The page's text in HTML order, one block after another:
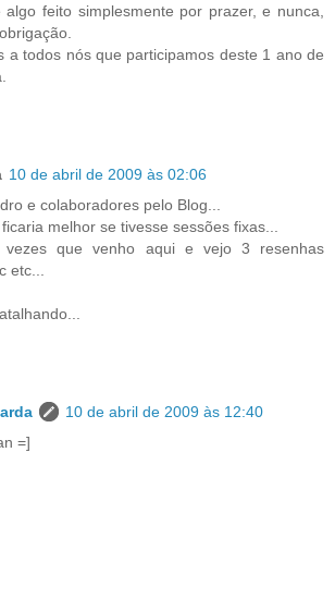
algo feito simplesmente por prazer, e nunca,
a todos nós que participamos deste 1 ano de
10 de abril de 2009 às 02:06
e colaboradores pelo Blog...
melhor se tivesse sessões fixas...
vezes que venho aqui e vejo 3 resenhas
etc...
10 de abril de 2009 às 12:40
=]